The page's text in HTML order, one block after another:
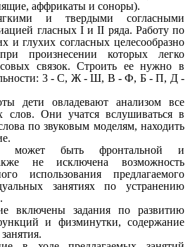
аффрикаты и соноры).
и твердыми согласными
гласных I и II ряда. Работу по
и глухих согласных целесообразно
произнесении которых легко
связок. Строить ее нужно в
3 - С, Ж - Ш, В - Ф, Б - П, Д -
дети овладевают анализом все
слов. Они учатся вслушиваться в
по звуковым моделям, находить
может быть фронтальной и
не исключена возможность
использования предлагаемого
занятиях по устранению
включены задания по развитию
и физминутки, содержание